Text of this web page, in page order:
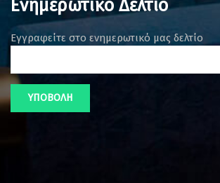
Ενημερωτικό Δελτίο
Εγγραφείτε στο ενημερωτικό μας δελτίο